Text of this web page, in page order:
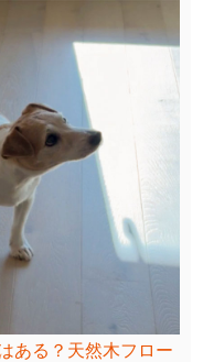
ある？天然木フロー